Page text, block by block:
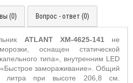
(0) Вопрос - ответ (0)
ATLANT XM-4625-141 не
оснащен статической
типа», внутренним LED
замораживание». Общий
литра при высоте 206,8 см.